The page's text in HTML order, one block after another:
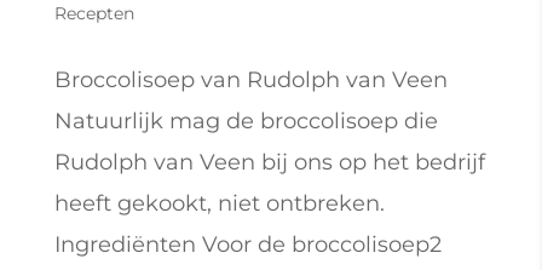
Recepten
Broccolisoep van Rudolph van Veen
Natuurlijk mag de broccolisoep die
Rudolph van Veen bij ons op het bedrijf
heeft gekookt, niet ontbreken.
Ingrediënten Voor de broccolisoep2